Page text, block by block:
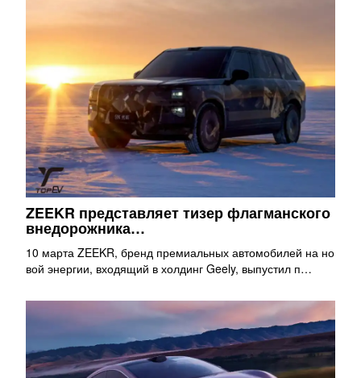
ZEEKR представляет тизер флагманского
внедорожника…
10 марта ZEEKR, бренд премиальных автомобилей на но
вой энергии, входящий в холдинг Geely, выпустил п…